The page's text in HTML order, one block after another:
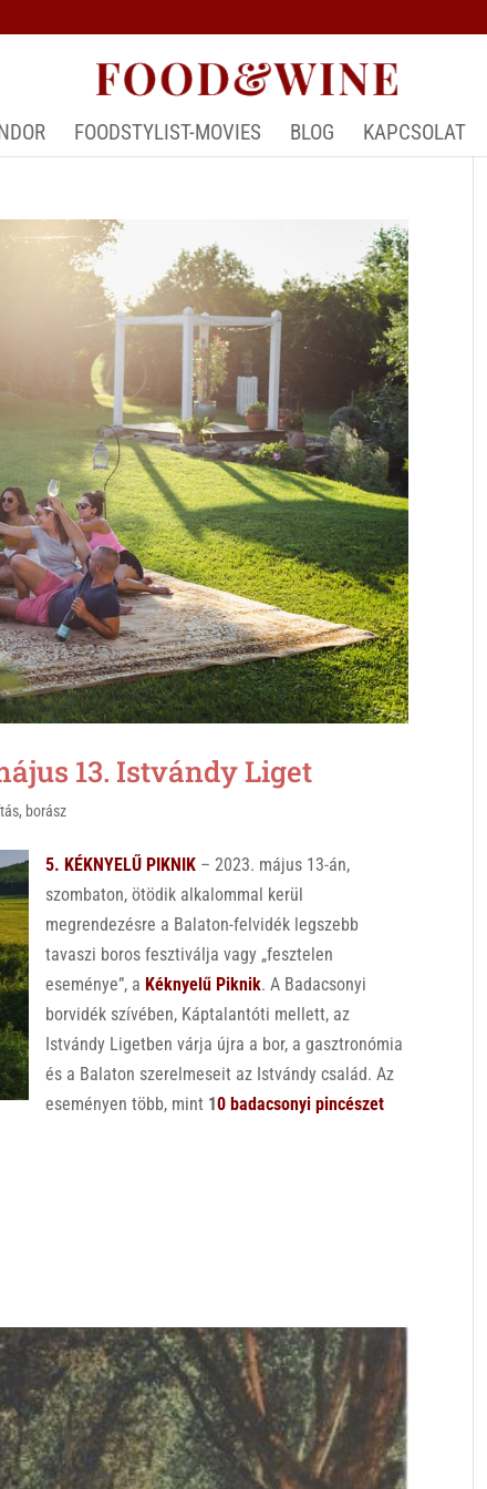
FOODSTYLIST-MOVIES BLOG KAPCSOLAT
13. Istvándy Liget
, borász
5. KÉKNYELŰ PIKNIK – 2023. május 13-án,
szombaton, ötödik alkalommal kerül
megrendezésre a Balaton-felvidék legszebb
tavaszi boros fesztiválja vagy „fesztelen
eseménye”, a Kéknyelű Piknik. A Badacsonyi
borvidék szívében, Káptalantóti mellett, az
Istvándy Ligetben várja újra a bor, a gasztronómia
és a Balaton szerelmeseit az Istvándy család. Az
eseményen több, mint 10 badacsonyi pincészet